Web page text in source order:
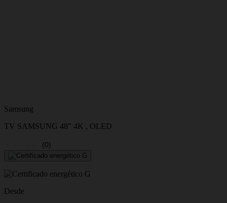
Samsung
TV SAMSUNG 48" 4K , OLED
(0)
Desde